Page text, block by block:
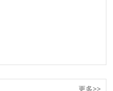
更多>>